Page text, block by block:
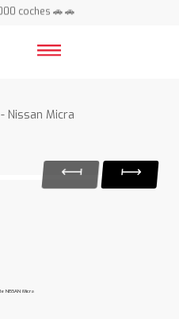
coches 🚗 🚗
- Nissan Micra